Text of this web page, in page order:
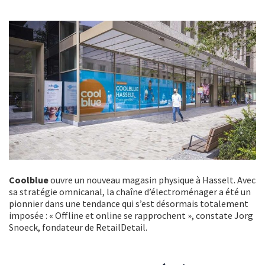
Coolblueouvre un nouveau magasin physique à Hasselt. Avec
sa stratégie omnicanal, la chaîne d’électroménager a été un
pionnier dans une tendance qui s’est désormais totalement
imposée : « Offline et online se rapprochent », constate Jorg
Snoeck, fondateur de RetailDetail.